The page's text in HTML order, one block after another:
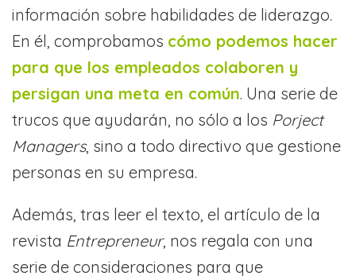
información sobre habilidades de liderazgo.
En él, comprobamos cómo podemos hacer
para que los empleados colaboren y
persigan una meta en común. Una serie de
trucos que ayudarán, no sólo a los Porject
Managers, sino a todo directivo que gestione
personas en su empresa.
Además, tras leer el texto, el artículo de la
revista Entrepreneur, nos regala con una
serie de consideraciones para que